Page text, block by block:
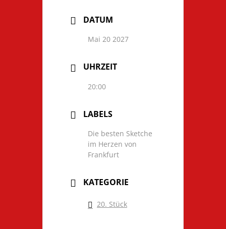
DATUM
Mai 20 2027
UHRZEIT
20:00
LABELS
Die besten Sketche
im Herzen von
Frankfurt
KATEGORIE
20. Stück